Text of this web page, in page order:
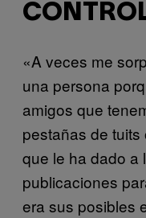
«A veces me
una persona
amigos que
pestañas de
que le ha dado a
publicaciones
era sus posibles